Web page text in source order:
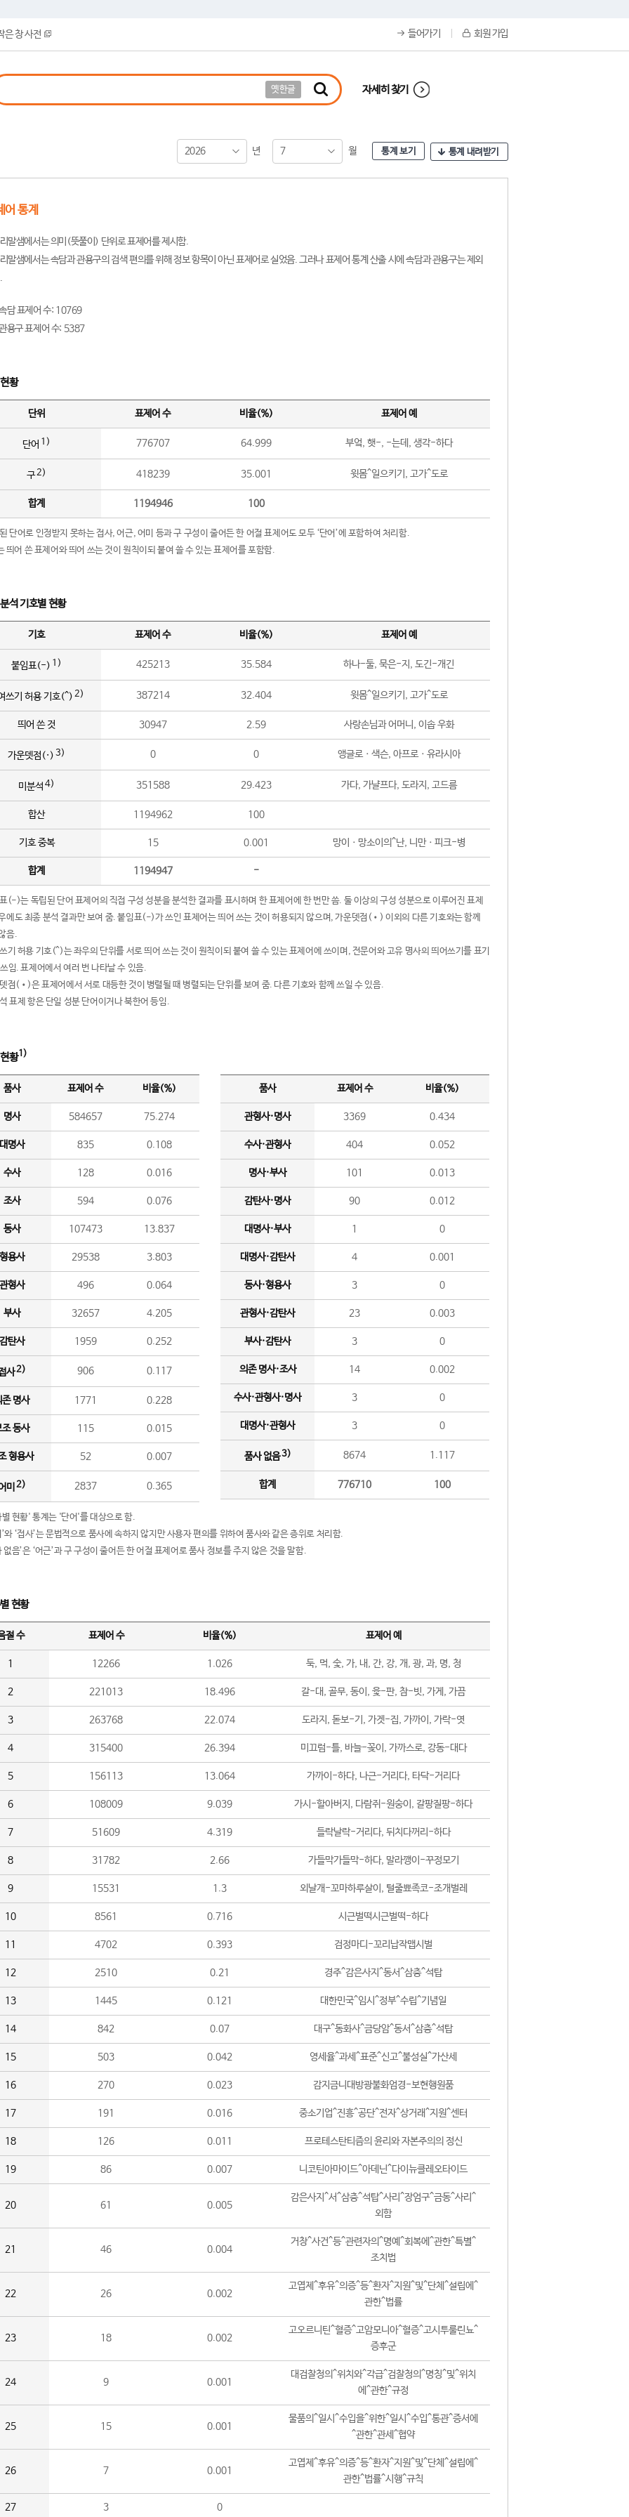
은 창 사전 들어가기 회원 가입
옛한글 자세히 찾기
2026 년 7 월 통계 보기 통계 내려받기
어 통계
말샘에서는 의미(뜻풀이) 단위로 표제어를 제시함.
말샘에서는 속담과 관용구의 검색 편의를 위해 정보 항목이 아닌 표제어로 실었음. 그러나 표제어 통계 산출 시에 속담과 관용구는 제외
담 표제어 수: 10769
용구 표제어 수: 5387
황
단위 표제어 수 비율(%) 표제어 예
단어 1) 776707 64.999 부엌, 햇-, -는데, 생각-하다
구2) 418239 35.001 윗몸^일으키기, 고가^도로
합계 1194946 100
단어로 인정받지 못하는 접사, 어근, 어미 등과 구 구성이 줄어든 한 어절 표제어도 모두 ‘단어’에 포함하여 처리함.
띄어 쓴 표제어와 띄어 쓰는 것이 원칙이되 붙여 쓸 수 있는 표제어를 포함함.
석 기호별 현황
기호 표제어 수 비율(%) 표제어 예
붙임표(-) 1) 425213 35.584 하나-둘, 묵은-지, 도긴-개긴
쓰기 허용 기호(^) 2) 387214 32.404 윗몸^일으키기, 고가^도로
띄어 쓴 것 30947 2.59 사랑손님과 어머니, 이솝 우화
가운뎃점(·) 3) 0 0 앵글로ㆍ색슨, 아프로ㆍ유라시아
미분석 4) 351588 29.423 가다, 가냘프다, 도라지, 고드름
합산 1194962 100
기호 중복 15 0.001 망이ㆍ망소이의^난, 니만ㆍ피크-병
합계 1194947 -
(-)는 독립된 단어 표제어의 직접 구성 성분을 분석한 결과를 표시하며 한 표제어에 한 번만 씀. 둘 이상의 구성 성분으로 이루어진 표제
에도 최종 분석 결과만 보여 줌. 붙임표(-)가 쓰인 표제어는 띄어 쓰는 것이 허용되지 않으며, 가운뎃점(•) 이외의 다른 기호와는 함께
음.
기 허용 기호(^)는 좌우의 단위를 서로 띄어 쓰는 것이 원칙이되 붙여 쓸 수 있는 표제어에 쓰이며, 전문어와 고유 명사의 띄어쓰기를 표기
임. 표제어에서 여러 번 나타날 수 있음.
점(•)은 표제어에서 서로 대등한 것이 병렬될 때 병렬되는 단위를 보여 줌. 다른 기호와 함께 쓰일 수 있음.
표제 항은 단일 성분 단어이거나 북한어 등임.
황1)
품사 표제어 수 비율(%)
명사 584657 75.274
명사 835 0.108
수사 128 0.016
조사 594 0.076
동사 107473 13.837
용사 29538 3.803
형사 496 0.064
부사 32657 4.205
탄사 1959 0.252
사2) 906 0.117
존 명사 1771 0.228
조 동사 115 0.015
형용사 52 0.007
미 2) 2837 0.365
품사 표제어 수 비율(%)
관형사·명사 3369 0.434
수사·관형사 404 0.052
명사·부사 101 0.013
감탄사·명사 90 0.012
대명사·부사 1 0
대명사·감탄사 4 0.001
동사·형용사 3 0
관형사·감탄사 23 0.003
부사·감탄사 3 0
의존 명사·조사 14 0.002
수사·관형사·명사 3 0
대명사·관형사 3 0
품사 없음3) 8674 1.117
합계 776710 100
현황' 통계는 '단어'를 대상으로 함.
와 ‘접사’는 문법적으로 품사에 속하지 않지만 사용자 편의를 위하여 품사와 같은 층위로 처리함.
없음’은 ‘어근’과 구 구성이 줄어든 한 어절 표제어로 품사 정보를 주지 않은 것을 말함.
현황
절 수 표제어 수 비율(%) 표제어 예
1 12266 1.026 둑, 먹, 숯, 가, 내, 간, 강, 개, 광, 과, 명, 청
2 221013 18.496 갈-대, 골무, 동이, 윷-판, 참-빗, 가게, 가끔
3 263768 22.074 도라지, 돋보-기, 가겟-집, 가까이, 가락-엿
4 315400 26.394 미끄럼-틀, 바늘-꽂이, 가까스로, 강동-대다
5 156113 13.064 가까이-하다, 나근-거리다, 타닥-거리다
6 108009 9.039 가시-할아버지, 다람쥐-원숭이, 갈팡질팡-하다
7 51609 4.319 들락날락-거리다, 뒤치다꺼리-하다
8 31782 2.66 가들막가들막-하다, 말라깽이-꾸정모기
9 15531 1.3 외날개-꼬마하루살이, 털줄뾰족코-조개벌레
10 8561 0.716 시근벌떡시근벌떡-하다
11 4702 0.393 검정마디-꼬리납작맵시벌
12 2510 0.21 경주^감은사지^동서^삼층^석탑
13 1445 0.121 대한민국^임시^정부^수립^기념일
14 842 0.07 대구^동화사^금당암^동서^삼층^석탑
15 503 0.042 영세율^과세^표준^신고^불성실^가산세
16 270 0.023 감지금니대방광불화엄경-보현행원품
17 191 0.016 중소기업^진흥^공단^전자^상거래^지원^센터
18 126 0.011 프로테스탄티즘의 윤리와 자본주의의 정신
19 86 0.007 니코틴아마이드^아데닌^다이뉴클레오타이드
20 61 0.005
감은사지^서^삼층^석탑^사리^장엄구^금동^사리^
외함
21 46 0.004
거창^사건^등^관련자의^명예^회복에^관한^특별^
조치법
22 26 0.002
고엽제^후유^의증^등^환자^지원^및^단체^설립에^
관한^법률
23 18 0.002
고오르니틴^혈증^고암모니아^혈증^고시투룰린뇨^
증후군
24 9 0.001
대검찰청의^위치와^각급^검찰청의^명칭^및^위치
에^관한^규정
25 15 0.001
물품의^일시^수입을^위한^일시^수입^통관^증서에
^관한^관세^협약
26 7 0.001
고엽제^후유^의증^등^환자^지원^및^단체^설립에^
관한^법률^시행^규칙
27 3 0